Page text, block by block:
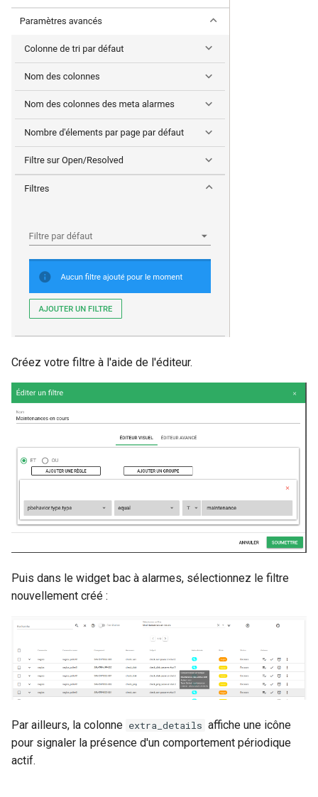
Créez votre filtre à l'aide de l'éditeur.
Puis dans le widget bac à alarmes, sélectionnez le filtre
nouvellement créé :
Par ailleurs, la colonne extra_details affiche une icône
pour signaler la présence d'un comportement périodique
actif.